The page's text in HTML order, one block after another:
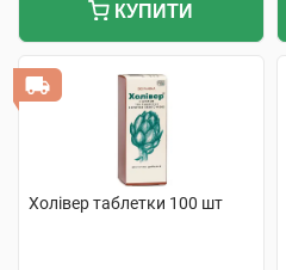
КУПИТИ
Холівер таблетки 100 шт